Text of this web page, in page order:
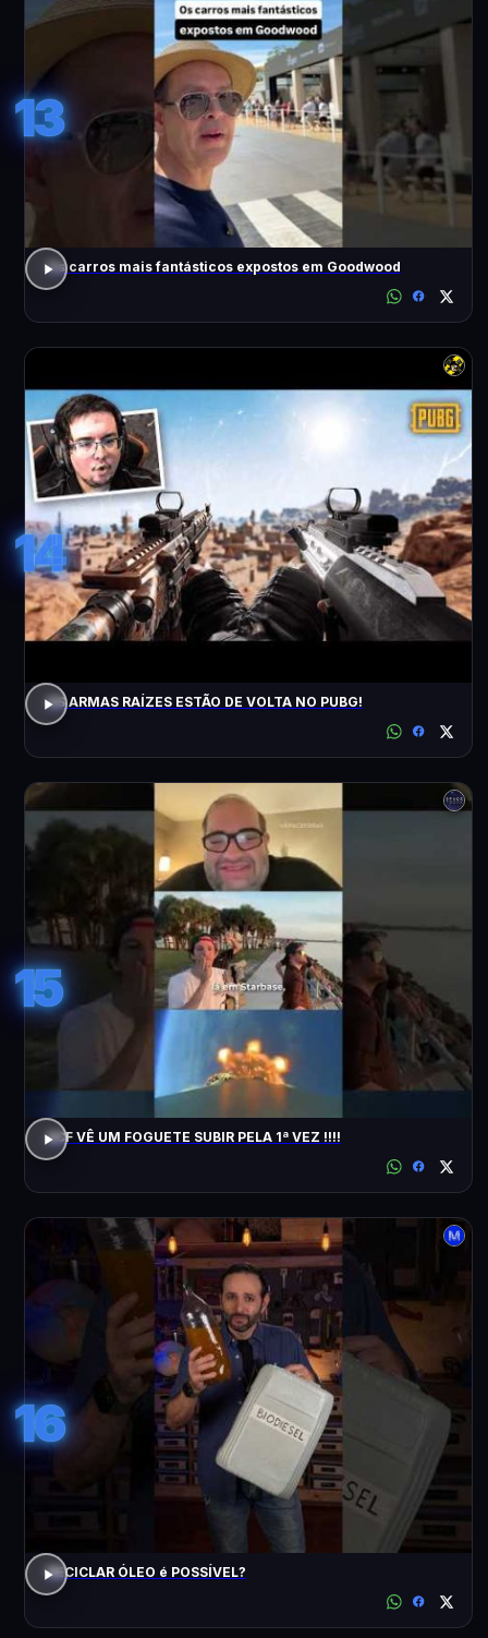
13
Os carros mais fantásticos expostos em Goodwood
14
AS ARMAS RAÍZES ESTÃO DE VOLTA NO PUBG!
15
ACF VÊ UM FOGUETE SUBIR PELA 1ª VEZ !!!!
16
RECICLAR ÓLEO é POSSÍVEL?